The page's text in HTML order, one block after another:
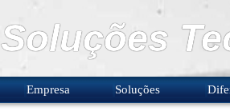
Soluções
Empresa Soluções